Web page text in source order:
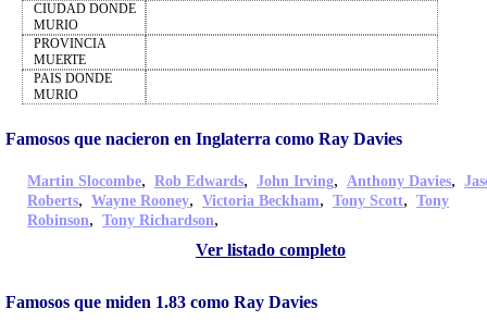
CIUDAD DONDE
MURIO
PROVINCIA
MUERTE
PAIS DONDE
MURIO
Famosos que nacieron en Inglaterra como Ray Davies
Martin Slocombe, Rob Edwards, John Irving, Anthony Davies,
Roberts, Wayne Rooney, Victoria Beckham, Tony Scott, Tony
Robinson, Tony Richardson,
Ver listado completo
Famosos que miden 1.83 como Ray Davies